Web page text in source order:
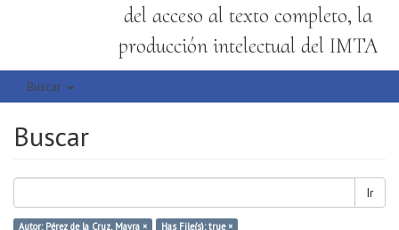
del acceso al texto completo, la
producción intelectual del IMTA
Buscar
Buscar
Ir
Autor: Pérez de la Cruz, Mayra ×
Has File(s): true ×